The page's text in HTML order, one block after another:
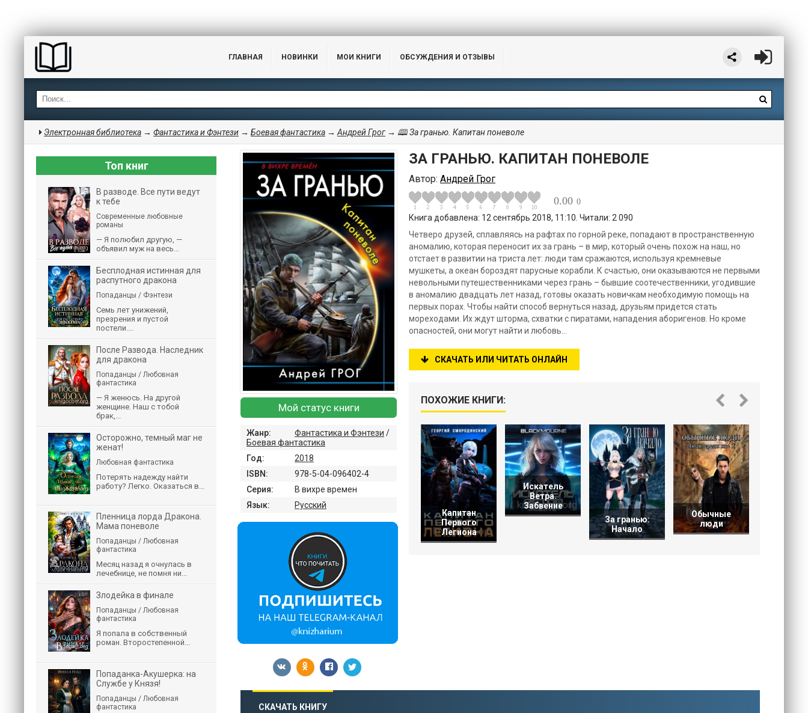
ГЛАВНАЯ НОВИНКИ МОИ КНИГИ ОБСУЖДЕНИЯ И ОТЗЫВЫ
Электронная библиотека → Фантастика и Фэнтези → Боевая фантастика → Андрей Грог → 🕮 За гранью. Капитан поневоле
ЗА ГРАНЬЮ. КАПИТАН ПОНЕВОЛЕ
Автор: Андрей Грог
0.00 0
Книга добавлена: 12 сентябрь 2018, 11:10. Читали: 2 090
Четверо друзей, сплавляясь на рафтах по горной реке, попадают в пространственную
аномалию, которая переносит их за грань – в мир, который очень похож на наш, но
отстает в развитии на триста лет: люди там сражаются, используя кремневые
мушкеты, а океан бороздят парусные корабли. К счастью, они оказываются не первыми
невольными путешественниками через грань – бывшие соотечественники, угодившие
в аномалию двадцать лет назад, готовы оказать новичкам необходимую помощь на
первых порах. Чтобы найти способ вернуться назад, друзьям придется стать
мореходами. Их ждут шторма, схватки с пиратами, нападения аборигенов. Но кроме
опасностей, они могут найти и любовь…
СКАЧАТЬ ИЛИ ЧИТАТЬ ОНЛАЙН
ПОХОЖИЕ КНИГИ:
Капитан
Первого
Легиона
Искатель
Ветра.
Забвение
За гранью:
Начало
Обычные
люди
Мой статус книги
Жанр: Фантастика и Фэнтези /
Боевая фантастика
Год:
2018
ISBN:
978-5-04-096402-4
Серия:
В вихре времен
Язык:
Русский
СКАЧАТЬ КНИГУ
Топ книг
В разводе. Все пути ведут
к тебе
Современные любовные
романы
— Я полюбил другую, —
объявил муж на весь...
Бесплодная истинная для
распутного дракона
Попаданцы / Фэнтези
Семь лет унижений,
презрения и пустой
постели....
После Развода. Наследник
для дракона
Попаданцы / Любовная
фантастика
— Я женюсь. На другой
женщине. Наш с тобой
брак,...
Осторожно, темный маг не
женат!
Любовная фантастика
Потерять надежду найти
работу? Легко. Оказаться в...
Пленница лорда Дракона.
Мама поневоле
Попаданцы / Любовная
фантастика
Месяц назад я очнулась в
лечебнице, не помня ни...
Злодейка в финале
Попаданцы / Любовная
фантастика
Я попала в собственный
роман. Второстепенной...
Попаданка-Акушерка: на
Службе у Князя!
Попаданцы / Любовная
фантастика